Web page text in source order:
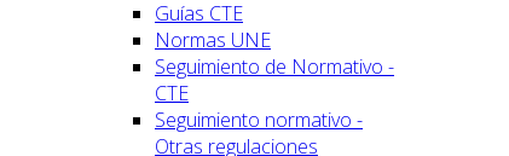
Guías CTE
Normas UNE
Seguimiento de Normativo -
CTE
Seguimiento normativo -
Otras regulaciones